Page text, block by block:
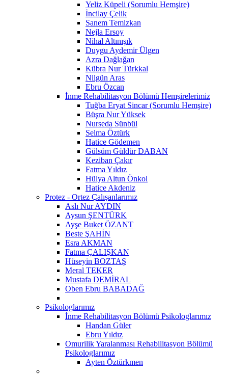
Yeliz Küpeli (Sorumlu Hemşire)
İncilay Çelik
Sanem Temizkan
Nejla Ersoy
Nihal Altınışık
Duygu Aydemir Ülgen
Azra Dağlağan
Kübra Nur Türkkal
Nilgün Aras
Ebru Özcan
İnme Rehabilitasyon Bölümü Hemşirelerimiz
Tuğba Eryat Sincar (Sorumlu Hemşire)
Büşra Nur Yüksek
Nurseda Sünbül
Selma Öztürk
Hatice Gödemen
Gülsüm Güldür DABAN
Keziban Çakır
Fatma Yıldız
Hülya Altun Önkol
Hatice Akdeniz
Protez - Ortez Çalışanlarımız
Aslı Nur AYDIN
Aysun ŞENTÜRK
Ayşe Buket ÖZANT
Beste ŞAHİN
Esra AKMAN
Fatma ÇALIŞKAN
Hüseyin BOZTAŞ
Meral TEKER
Mustafa DEMİRAL
Oben Ebru BABADAĞ
Psikologlarımız
İnme Rehabilitasyon Bölümü Psikologlarımız
Handan Güler
Ebru Yıldız
Omurilik Yaralanması Rehabilitasyon Bölümü
Psikologlarımız
Ayten Öztürkmen